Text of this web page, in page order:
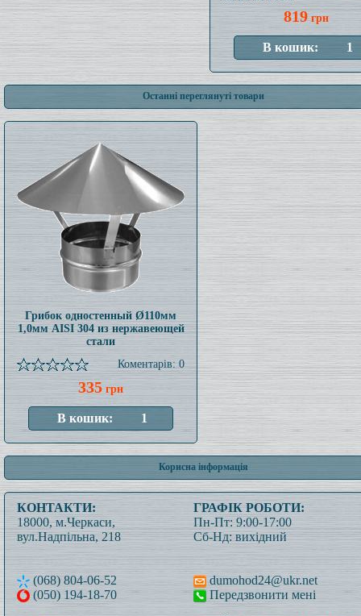
819 грн
Останні переглянуті товари
Грибок одностенный Ø110мм
1,0мм AISI 304 из нержавеющей
стали
Коментарів: 0
335 грн
Корисна інформація
КОНТАКТИ:
18000, м.Черкаси,
вул.Надпільна, 218
(068) 804-06-52
(050) 194-18-70
ГРАФІК РОБОТИ:
Пн-Пт: 9:00-17:00
Сб-Нд: вихідний
dumohod24@ukr.net
Передзвонити мені